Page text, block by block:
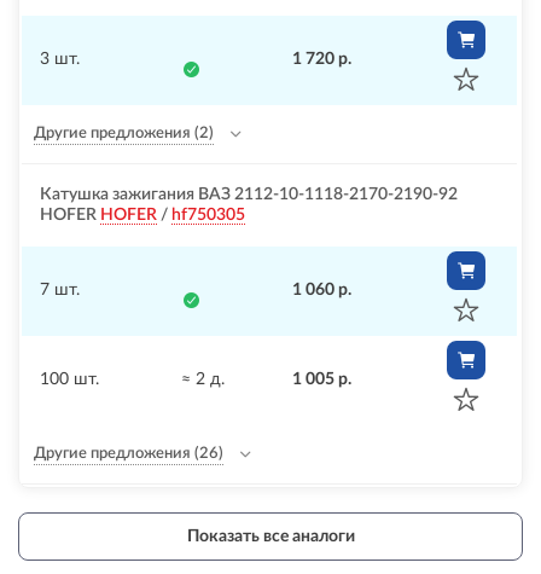
3 шт. 1 720 р.
Другие предложения (2)
Катушка зажигания ВАЗ 2112-10-1118-2170-2190-92
HOFER HOFER / hf750305
7 шт. 1 060 р.
100 шт. ≈ 2 д. 1 005 р.
Другие предложения (26)
Показать все аналоги